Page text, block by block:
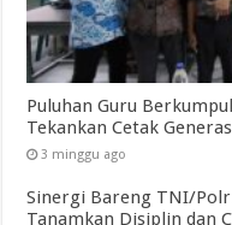
Puluhan Guru
Tekankan Cetak
3 minggu ago
Sinergi Bareng TNI/
Tanamkan Disiplin dan